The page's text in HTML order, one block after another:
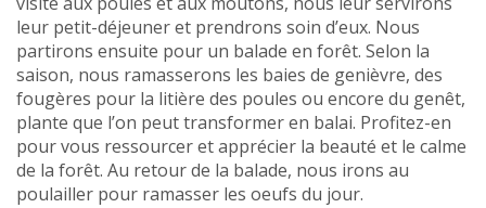
leur petit-déjeuner et prendrons soin d’eux. Nous
partirons ensuite pour un balade en forêt. Selon la
saison, nous ramasserons les baies de genièvre, des
fougères pour la litière des poules ou encore du genêt,
plante que l’on peut transformer en balai. Profitez-en
pour vous ressourcer et apprécier la beauté et le calme
de la forêt. Au retour de la balade, nous irons au
poulailler pour ramasser les oeufs du jour.